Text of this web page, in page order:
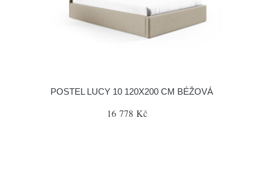
POSTEL LUCY 10 120X200 CM BÉŽOVÁ
16 778 Kč